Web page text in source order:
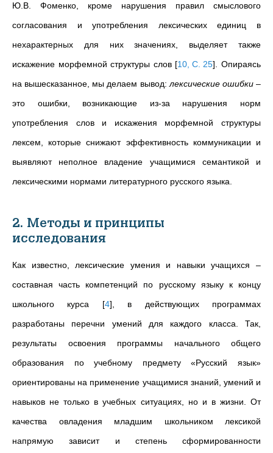
Ю.В.
Фоменко, кроме нарушения правил смыслового
согласования и употребления лексических единиц в
нехарактерных для них значениях, выделяет также
искажение морфемной структуры слов [10, С. 25] . Опираясь
на вышесказанное, мы делаем вывод: лексические ошибки–
это ошибки, возникающие из-за нарушения норм
употребления слов и искажения морфемной структуры
лексем, которые снижают эффективность коммуникации и
выявляют неполное владение учащимися семантикой и
лексическими нормами литературного русского языка.
2. Методы и принципы
исследования
Как известно, лексические умения и навыки учащихся –
составная часть компетенций по русскому языку к концу
школьного курса [4] , в действующих программах
разработаны перечни умений для каждого класса. Так,
результаты освоения программы начального общего
образования по учебному предмету «Русский язык»
ориентированы на применение учащимися знаний, умений и
навыков не только в учебных ситуациях, но и в жизни. От
качества овладения младшим школьником лексикой
напрямую зависит и степень сформированности